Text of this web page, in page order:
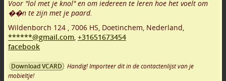
Voor "lol met je knol" en om iedereen te leren hoe het voelt om
��n te zijn met je paard.
Wildenborch 124 , 7006 HS, Doetinchem, Nederland,
******@gmail.com, +31651673454
facebook
Download VCARD
Handig! Importeer dit in de contactenlijst van je
mobieltje!